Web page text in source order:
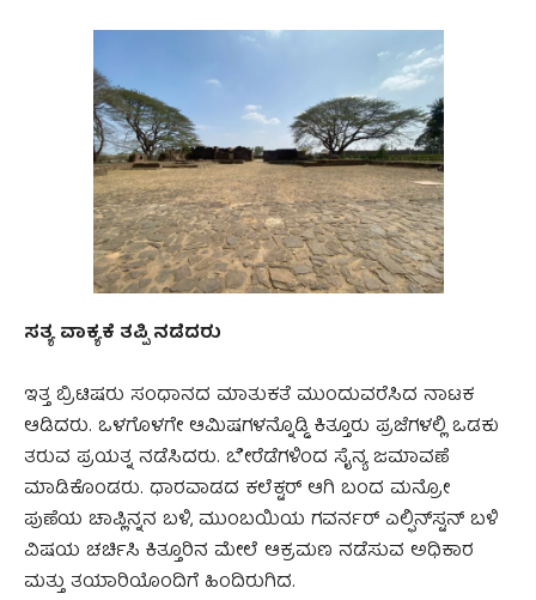
ಸತ್ಯ ವಾಕ್ಯಕೆ ತಪ್ಪಿ ನಡೆದರು
ಇತ್ತ ಬ್ರಿಟಿಷರು ಸಂಧಾನದ ಮಾತುಕತೆ ಮುಂದುವರೆಸಿದ ನಾಟಕ
ಆಡಿದರು. ಒಳಗೊಳಗೇ ಆಮಿಷಗಳನ್ನೊಡ್ಡಿ ಕಿತ್ತೂರು ಪ್ರಜೆಗಳಲ್ಲಿ ಒಡಕು
ತರುವ ಪ್ರಯತ್ನ ನಡೆಸಿದರು. ಬೇರೆಡೆಗಳಿಂದ ಸೈನ್ಯ ಜಮಾವಣೆ
ಮಾಡಿಕೊಂಡರು. ಧಾರವಾಡದ ಕಲೆಕ್ಟರ್ ಆಗಿ ಬಂದ ಮನ್ರೋ
ಪುಣೆಯ ಚಾಪ್ಲಿನ್ನನ ಬಳಿ, ಮುಂಬಯಿಯ ಗವರ್ನರ್ ಎಲ್ಫಿನ್‌ಸ್ಟನ್ ಬಳಿ
ವಿಷಯ ಚರ್ಚಿಸಿ ಕಿತ್ತೂರಿನ ಮೇಲೆ ಆಕ್ರಮಣ ನಡೆಸುವ ಅಧಿಕಾರ
ಮತ್ತು ತಯಾರಿಯೊಂದಿಗೆ ಹಿಂದಿರುಗಿದ.